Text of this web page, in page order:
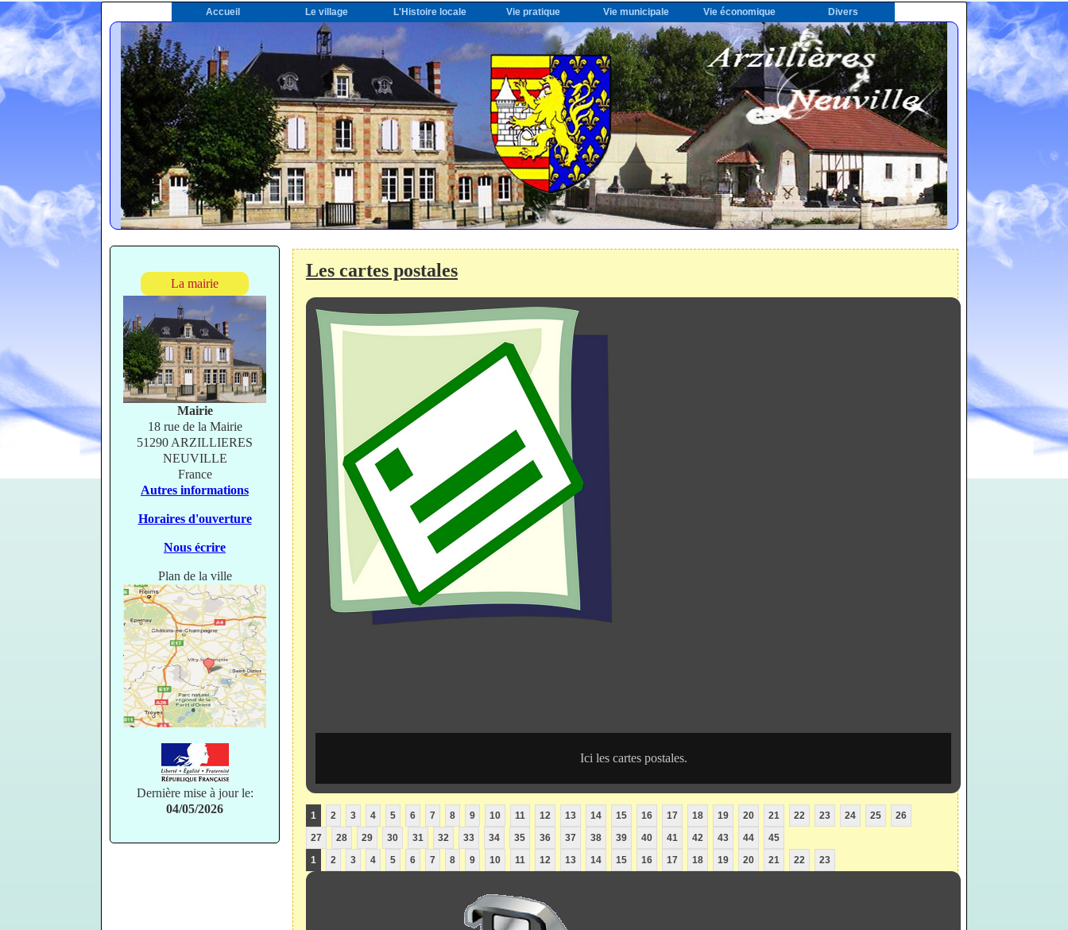
Accueil Le village L'Histoire locale Vie pratique Vie municipale Vie économique Divers
La mairie
Mairie
18 rue de la Mairie
51290 ARZILLIERES
NEUVILLE
France
Autres informations
Horaires d'ouverture
Nous écrire
Plan de la ville
Dernière mise à jour le:
04/05/2026
Les cartes postales
Ici les cartes postales.
1 2 3 4 5 6 7 8 9 10 11 12 13 14 15 16 17 18 19 20 21 22 23 24 25
26
27
28 29 30 31 32 33 34 35 36 37 38 39 40 41 42 43 44
45
1
2 3 4 5 6 7 8 9 10 11 12 13 14 15 16 17 18 19 20 21 22 23